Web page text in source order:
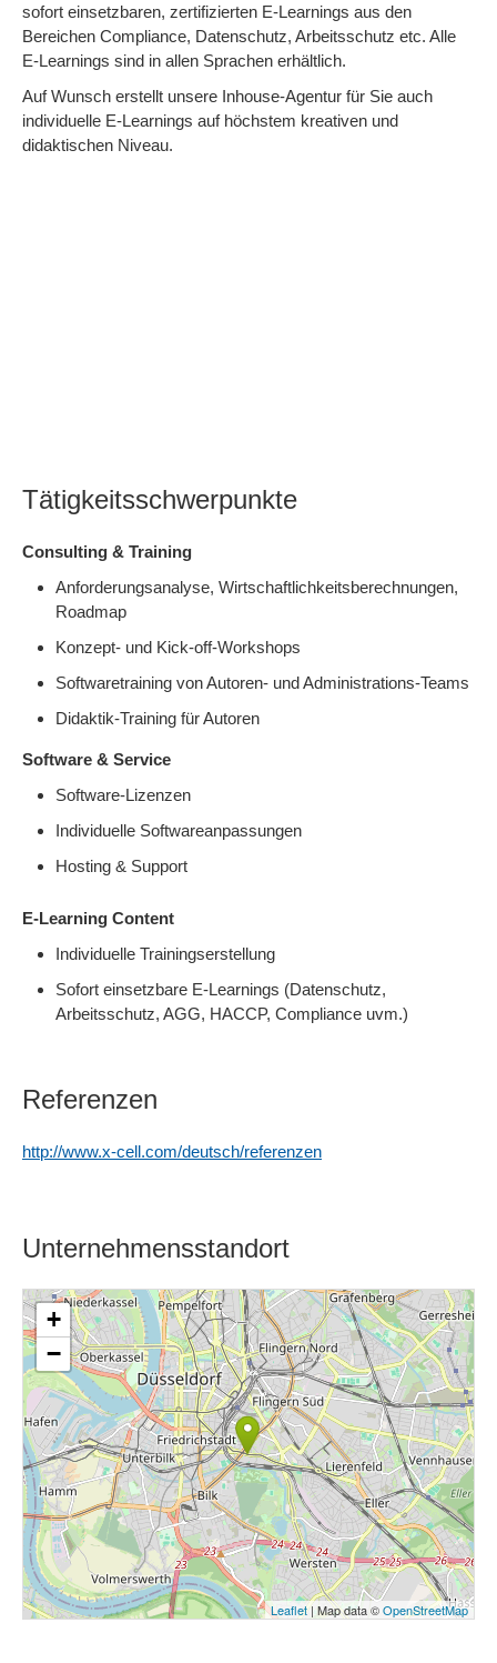
sofort einsetzbaren, zertifizierten E-Learnings aus den
Bereichen Compliance, Datenschutz, Arbeitsschutz etc. Alle
E-Learnings sind in allen Sprachen erhältlich.
Auf Wunsch erstellt unsere Inhouse-Agentur für Sie auch
individuelle E-Learnings auf höchstem kreativen und
didaktischen Niveau.
Tätigkeitsschwerpunkte
Consulting & Training
Anforderungsanalyse, Wirtschaftlichkeitsberechnungen,
Roadmap
Konzept- und Kick-off-Workshops
Softwaretraining von Autoren- und Administrations-Teams
Didaktik-Training für Autoren
Software & Service
Software-Lizenzen
Individuelle Softwareanpassungen
Hosting & Support
E-Learning Content
Individuelle Trainingserstellung
Sofort einsetzbare E-Learnings (Datenschutz,
Arbeitsschutz, AGG, HACCP, Compliance uvm.)
Referenzen
http://www.x-cell.com/deutsch/referenzen
Unternehmensstandort
+
−
Leaflet| Map data ©OpenStreetMap